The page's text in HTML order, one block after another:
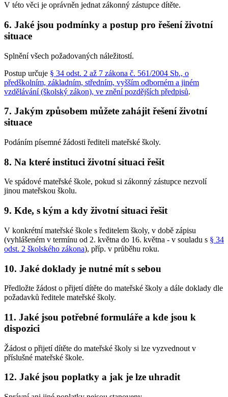
V této věci je oprávněn jednat zákonný zástupce dítěte.
6. Jaké jsou podmínky a postup pro řešení životní
situace
Splnění všech požadovaných náležitostí.
Postup určuje § 34 odst. 2 až 7 zákona č. 561/2004 Sb., o
předškolním, základním, středním, vyšším odborném a jiném
vzdělávání (školský zákon), ve znění pozdějších předpisů.
7. Jakým způsobem můžete zahájit řešení životní
situace
Podáním písemné žádosti řediteli mateřské školy.
8. Na které instituci životní situaci řešit
Ve spádové mateřské škole, pokud si zákonný zástupce nezvolí
jinou mateřskou školu.
9. Kde, s kým a kdy životní situaci řešit
V konkrétní mateřské škole s ředitelem školy, v době zápisu
(vyhlášeném v termínu od 2. května do 16. května - v souladu s § 34
odst. 2 školského zákona), příp. v průběhu roku.
10. Jaké doklady je nutné mít s sebou
Předložte žádost o přijetí dítěte do mateřské školy a dále doklady dle
požadavků ředitele mateřské školy.
11. Jaké jsou potřebné formuláře a kde jsou k
dispozici
Žádost o přijetí dítěte do mateřské školy si lze vyzvednout v
příslušné mateřské škole.
12. Jaké jsou poplatky a jak je lze uhradit